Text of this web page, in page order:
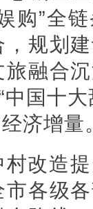
购”全
规划
融合
中国十
济增量
改造
各级